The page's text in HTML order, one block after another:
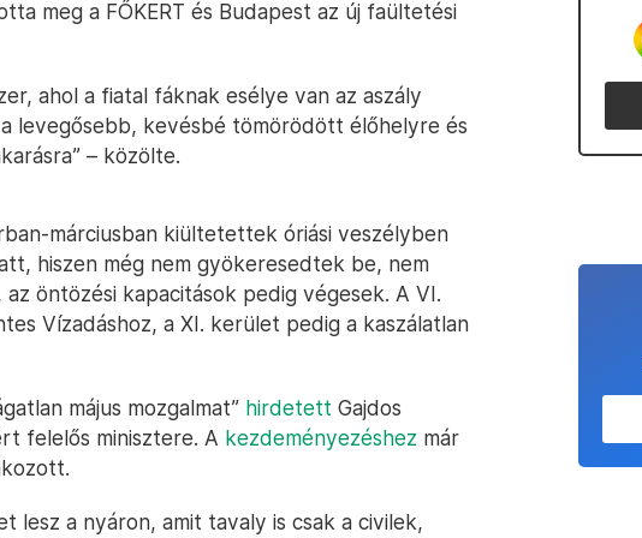
meg a FŐKERT és Budapest az új faültetési
ahol a fiatal fáknak esélye van az aszály
levegősebb, kevésbé tömörödött élőhelyre és
– közölte.
márciusban kiültetettek óriási veszélyben
hiszen még nem gyökeresedtek be, nem
öntözési kapacitások pedig végesek. A VI.
Vízadáshoz, a XI. kerület pedig a kaszálatlan
május mozgalmat” hirdetett Gajdos
felelős minisztere. A kezdeményezéshez már
lesz a nyáron, amit tavaly is csak a civilek,